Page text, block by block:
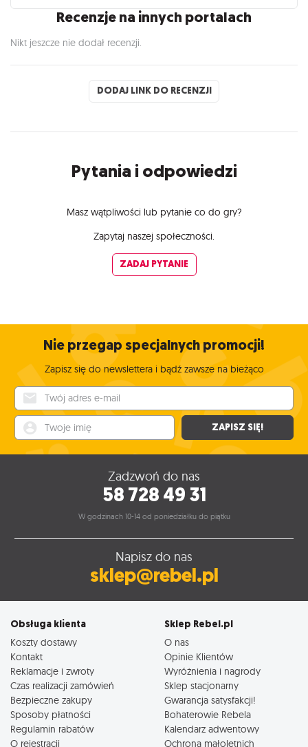
Recenzje na innych portalach
Nikt jeszcze nie dodał recenzji.
DODAJ LINK DO RECENZJI
Pytania i odpowiedzi
Masz wątpliwości lub pytanie co do gry?
Zapytaj naszej społeczności.
ZADAJ PYTANIE
Nie przegap specjalnych promocji!
Zapisz się do newslettera i bądź zawsze na bieżąco
ZAPISZ SIĘ!
Zadzwoń do nas
58 728 49 31
W godzinach 10-14 od poniedziałku do piątku
Napisz do nas
sklep@rebel.pl
Obsługa klienta
Koszty dostawy
Kontakt
Reklamacje i zwroty
Czas realizacji zamówień
Bezpieczne zakupy
Sposoby płatności
Regulamin rabatów
O rejestracji
Sklep Rebel.pl
O nas
Opinie Klientów
Wyróżnienia i nagrody
Sklep stacjonarny
Gwarancja satysfakcji!
Bohaterowie Rebela
Kalendarz adwentowy
Ochrona małoletnich